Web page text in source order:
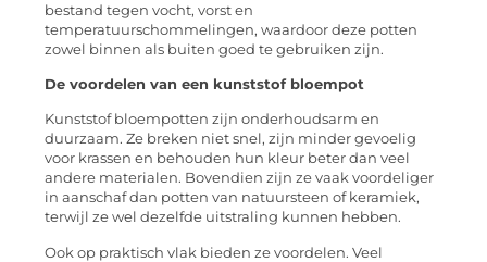
bestand tegen vocht, vorst en
temperatuurschommelingen, waardoor deze potten
zowel binnen als buiten goed te gebruiken zijn.
De voordelen van een kunststof bloempot
Kunststof bloempotten zijn onderhoudsarm en
duurzaam. Ze breken niet snel, zijn minder gevoelig
voor krassen en behouden hun kleur beter dan veel
andere materialen. Bovendien zijn ze vaak voordeliger
in aanschaf dan potten van natuursteen of keramiek,
terwijl ze wel dezelfde uitstraling kunnen hebben.
Ook op praktisch vlak bieden ze voordelen. Veel